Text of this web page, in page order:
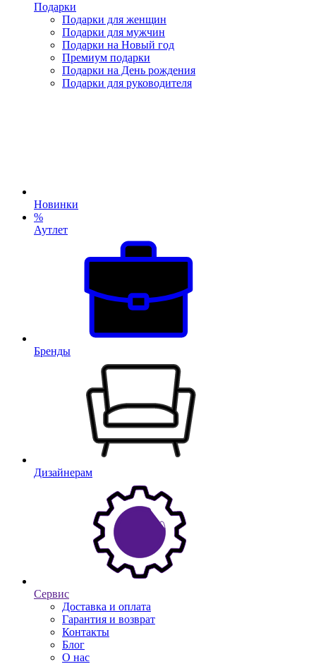
Подарки
Подарки для женщин
Подарки для мужчин
Подарки на Новый год
Премиум подарки
Подарки на День рождения
Подарки для руководителя
Новинки
%
Аутлет
Бренды
Дизайнерам
Сервис
Доставка и оплата
Гарантия и возврат
Контакты
Блог
О нас